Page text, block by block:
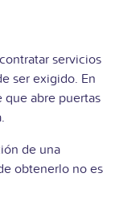
servicios
ser exigido. En
que abre puertas
de una
obtenerlo no es